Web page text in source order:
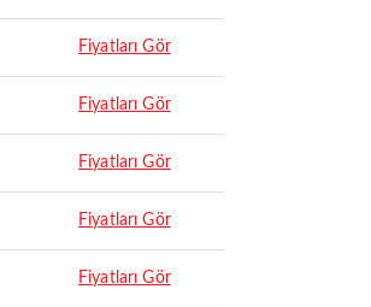
Fiyatları Gör
Fiyatları Gör
Fiyatları Gör
Fiyatları Gör
Fiyatları Gör